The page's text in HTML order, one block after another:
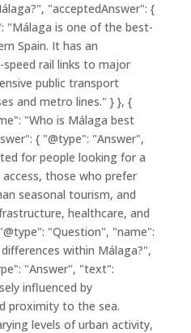
"acceptedAnswer": {
"Málaga is one of the best-
Spain. It has an
rail links to major
public transport
and metro lines." } }, {
"Who is Málaga best
{ "@type": "Answer",
for people looking for a
those who prefer
seasonal tourism, and
healthcare, and
"Question", "name":
within Málaga?",
"Answer", "text":
influenced by
proximity to the sea.
levels of urban activity,